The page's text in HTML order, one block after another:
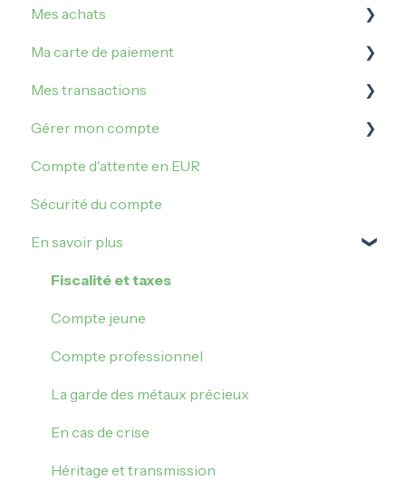
Ouvrir un compte VeraCash
Vérification de l'identité
Commander et activer la carte de débit
Mes achats
Comment acheter sur Veracash ?
Acheter de l'or
Acheter de l'argent métal
Ma carte de paiement
Gérer mes plafonds
Gérer ma carte
Faire opposition sur ma carte
Paiement sans contact
Mes transactions
Irrégularités et incidents
Mes opérations
Transférer des Veracash
Transmutation
Mes plus ou moins values
Gérer mon compte
Me connecter
Mes paramètres
Parrainage
Mettre à jour mon compte
Fermeture de mon compte
Compte d'attente en EUR
Sécurité du compte
En savoir plus
Fiscalité et taxes
Compte jeune
Compte professionnel
La garde des métaux précieux
En cas de crise
Héritage et transmission